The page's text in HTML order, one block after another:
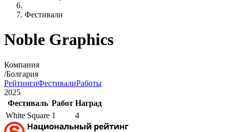
Фестивали
Noble Graphics
Компания
/Болгария
РейтингиФестивалиРаботы
2025
Фестиваль Работ Наград
White Square 1 4